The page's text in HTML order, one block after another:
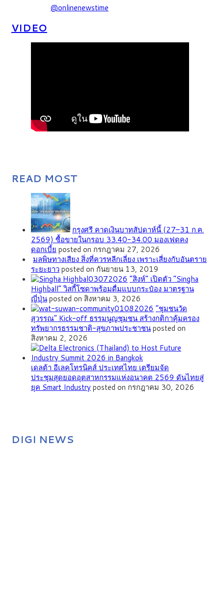
@onlinenewstime
VIDEO
READ MOST
กรุงศรี คาดเงินบาทสัปดาห์นี้ (27–31 ก.ค.
2569) ซื้อขายในกรอบ 33.40-34.00 มองเฟดคง
ดอกเบี้ย posted on กรกฎาคม 27, 2026
มลพิษทางเสียง สิ่งที่ควรหลีกเลี่ยง เพราะเสี่ยงกับอันตราย
ระยะยาวposted on กันยายน 13, 2019
“สิงห์” เปิดตัว “Singha
Highball” วิสกี้โซดาพร้อมดื่มแบบกระป๋อง มาตรฐาน
ญี่ปุ่นposted on สิงหาคม 3, 2026
”ชุมชนวัด
สุวรรณ” Kick-off ธรรมนูญชุมชน สร้างกติกาคุ้มครอง
ทรัพยากรธรรมชาติ-สุขภาพประชาชนposted on
สิงหาคม 2, 2026
เดลต้า อีเลคโทรนิคส์ ประเทศไทย เตรียมจัด
ประชุมสุดยอดอุตสาหกรรมแห่งอนาคต 2569 ดันไทยสู่
ยุค Smart Industryposted on กรกฎาคม 30, 2026
DIGI NEWS